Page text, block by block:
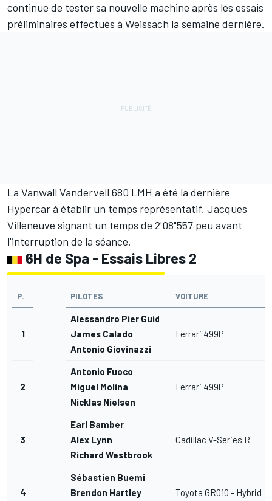
continue de tester sa nouvelle machine après les essais
préliminaires effectués à Weissach la semaine dernière.
La Vanwall Vandervell 680 LMH a été la dernière
Hypercar à établir un temps représentatif, Jacques
Villeneuve signant un temps de 2'08"557 peu avant
l'interruption de la séance.
6H de Spa - Essais Libres 2
P. PILOTES VOITURE
1
Alessandro Pier Guidi
James Calado
Antonio Giovinazzi
Ferrari 499P
2
Antonio Fuoco
Miguel Molina
Nicklas Nielsen
Ferrari 499P
3
Earl Bamber
Alex Lynn
Richard Westbrook
Cadillac V-Series.R
4
Sébastien Buemi
Brendon Hartley
Toyota GR010 - Hybrid